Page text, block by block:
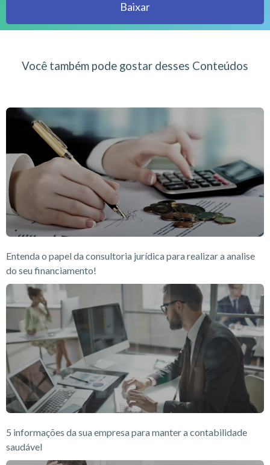
Baixar
Você também pode gostar desses Conteúdos
Entenda o papel da consultoria jurídica para realizar a analise
do seu financiamento!
5 informações da sua empresa para manter a contabilidade
saudável